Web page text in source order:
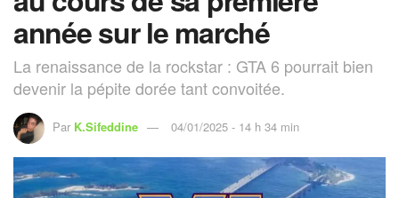
année sur le marché
La renaissance de la rockstar : GTA 6 pourrait bien
devenir la pépite dorée tant convoitée.
Par K.Sifeddine 04/01/2025 - 14 h 34 min